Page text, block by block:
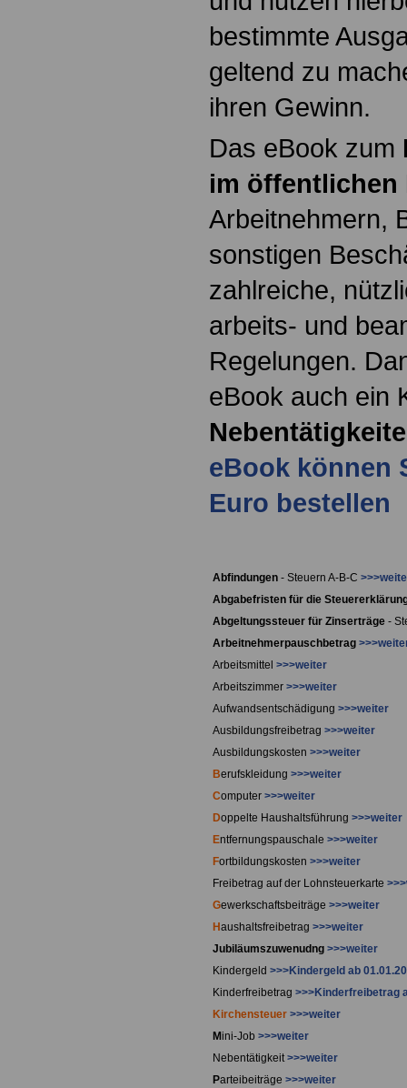
bestimmte
geltend zu
ihren Gewinn.
Das eBook zum
im
Arbeitnehmern,
sonstigen
zahlreiche,
arbeits- und
Regelungen.
eBook auch ein
eBook können
Euro bestellen
Abfindungen - Steuern A-B-C
Abgabefristen für die
Abgeltungssteuer für Zinserträge -
Arbeitnehmerpauschbetrag
Arbeitsmittel >>>weiter
Arbeitszimmer >>>weiter
Aufwandsentschädigung >>>weiter
Ausbildungsfreibetrag >>>weiter
Ausbildungskosten >>>weiter
Berufskleidung >>>weiter
Computer >>>weiter
Doppelte Haushaltsführung >>>weiter
Entfernungspauschale >>>weiter
Fortbildungskosten >>>weiter
Freibetrag auf der Lohnsteuerkarte
Gewerkschaftsbeiträge >>>weiter
H aushaltsfreibetrag >>>weiter
Jubiläumszuwenudng >>>weiter
Kindergeld >>>Kindergeld ab
Kinderfreibetrag >>>Kinderfreibetrag
Kirchensteuer >>>weiter
Mini-Job >>>weiter
Nebentätigkeit>>>weiter
Parteibeiträge >>>weiter